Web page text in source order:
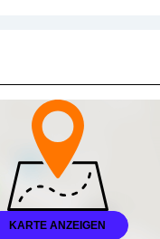
KARTE ANZEIGEN